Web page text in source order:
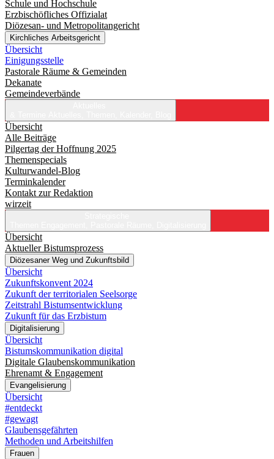
Schule und Hochschule
Erzbischöfliches Offizialat
Diözesan- und Metropolitangericht
Kirchliches Arbeitsgericht
Übersicht
Einigungsstelle
Pastorale Räume & Gemeinden
Dekanate
Gemeindeverbände
Übersicht
Alle Beiträge
Pilgertag der Hoffnung 2025
Themenspecials
Kulturwandel-Blog
Terminkalender
Kontakt zur Redaktion
wirzeit
Übersicht
Aktueller Bistumsprozess
Diözesaner Weg und Zukunftsbild
Übersicht
Zukunftskonvent 2024
Zukunft der territorialen Seelsorge
Zeitstrahl Bistumsentwicklung
Zukunft für das Erzbistum
Digitalisierung
Übersicht
Bistumskommunikation digital
Digitale Glaubenskommunikation
Ehrenamt & Engagement
Evangelisierung
Übersicht
#entdeckt
#gewagt
Glaubensgefährten
Methoden und Arbeitshilfen
Frauen